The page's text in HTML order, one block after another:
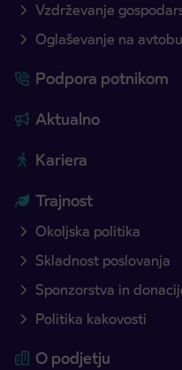
Vzdrževanje
Oglaševanje na
Podpora potnikom
Aktualno
Kariera
Trajnost
Okoljska politika
Skladnost poslovanja
Sponzorstva in
Politika kakovosti
O podjetju